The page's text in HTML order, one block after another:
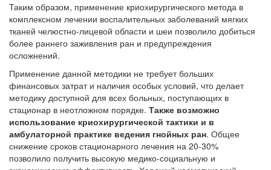
Таким образом, применение криохирургического метода в
комплексном лечении воспалительных заболеваний мягких
тканей челюстно-лицевой области и шеи позволило добиться
более раннего заживления ран и предупреждения
осложнений.
Применение данной методики не требует больших
финансовых затрат и наличия особых условий, что делает
методику доступной для всех больных, поступающих в
стационар в неотложном порядке. Также возможно
использование криохирургической тактики и в
амбулаторной практике ведения гнойных ран. Общее
снижение сроков стационарного лечения на 20-30%
позволило получить высокую медико-социальную и